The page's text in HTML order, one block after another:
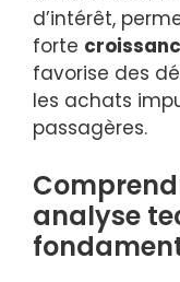
d’intérêt,
forte
favorise des
les achats
passagères.
analyse